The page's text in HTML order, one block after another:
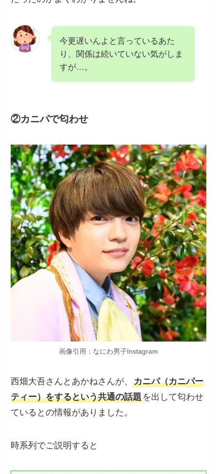
今更遅いんよと言っているあた
り、関係は続いていない気がしま
すが…。
②カニパで匂わせ
画像引用：なにわ男子Instagram
西畑大吾さんとあかねさんが、カニパ（カニパー
ティー）をするという共通の話題を出して匂わせ
ているとの情報がありました。
時系列でご説明すると